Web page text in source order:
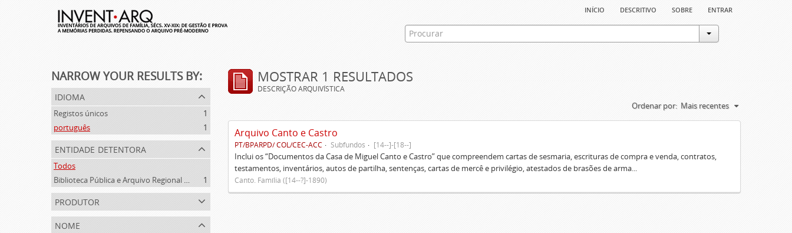
início descritivo sobre entrar
NARROW YOUR RESULTS BY:
idioma
Registos únicos
1
português
1
entidade detentora
Todos
Biblioteca Pública e Arquivo Regional de Ponta Delgada
1
produtor
nome
MOSTRAR 1 RESULTADOS
DESCRIÇÃO ARQUIVÍSTICA
Ordenar por: Mais recentes
Arquivo Canto e Castro
PT/BPARPD/ COL/CEC-ACC Subfundos [14--]-[18--]
Inclui os “Documentos da Casa de Miguel Canto e Castro” que compreendem cartas de sesmaria, escrituras de compra e venda, contratos,
testamentos, inventários, autos de partilha, sentenças, cartas de mercê e privilégio, atestados de brasões de arma...
Canto. Família ([14--?]-1890)